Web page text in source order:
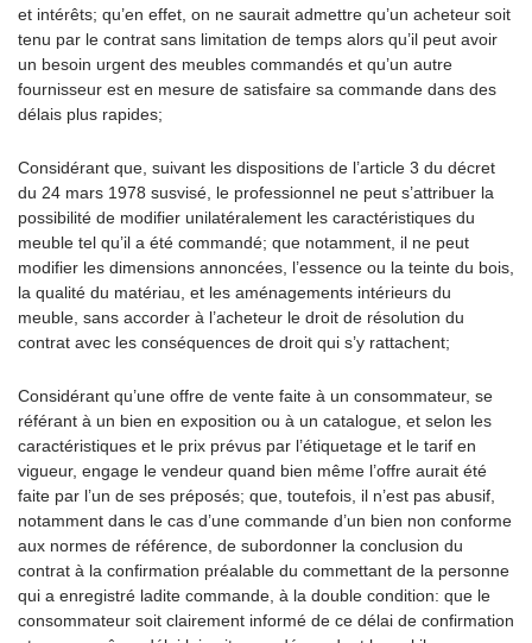
et intérêts; qu’en effet, on ne saurait admettre qu’un acheteur soit
tenu par le contrat sans limitation de temps alors qu’il peut avoir
un besoin urgent des meubles commandés et qu’un autre
fournisseur est en mesure de satisfaire sa commande dans des
délais plus rapides;
Considérant que, suivant les dispositions de l’article 3 du décret
du 24 mars 1978 susvisé, le professionnel ne peut s’attribuer la
possibilité de modifier unilatéralement les caractéristiques du
meuble tel qu’il a été commandé; que notamment, il ne peut
modifier les dimensions annoncées, l’essence ou la teinte du bois,
la qualité du matériau, et les aménagements intérieurs du
meuble, sans accorder à l’acheteur le droit de résolution du
contrat avec les conséquences de droit qui s’y rattachent;
Considérant qu’une offre de vente faite à un consommateur, se
référant à un bien en exposition ou à un catalogue, et selon les
caractéristiques et le prix prévus par l’étiquetage et le tarif en
vigueur, engage le vendeur quand bien même l’offre aurait été
faite par l’un de ses préposés; que, toutefois, il n’est pas abusif,
notamment dans le cas d’une commande d’un bien non conforme
aux normes de référence, de subordonner la conclusion du
contrat à la confirmation préalable du commettant de la personne
qui a enregistré ladite commande, à la double condition: que le
consommateur soit clairement informé de ce délai de confirmation